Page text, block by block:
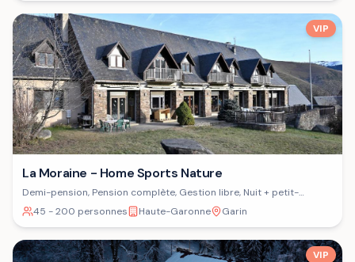
VIP
La Moraine - Home Sports Nature
Demi-pension, Pension complète, Gestion libre, Nuit + petit-
déjeuner
45 - 200 personnes Haute-Garonne Garin
VIP